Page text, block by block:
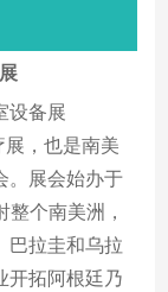
设备展
展，也是南美
。展会始办于
个南美洲，
巴拉圭和乌拉
开拓阿根廷乃